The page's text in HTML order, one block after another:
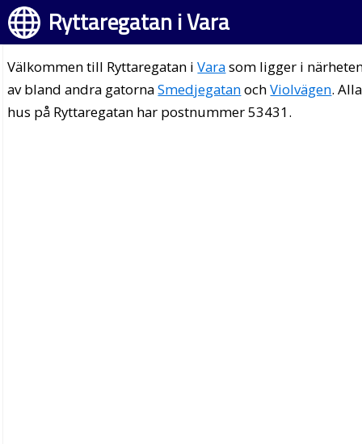
Ryttaregatan i Vara
Välkommen till Ryttaregatan iVarasom ligger i
av bland andra gatornaSmedjegatanochViolvägen. Alla
hus på Ryttaregatan har postnummer 53431.